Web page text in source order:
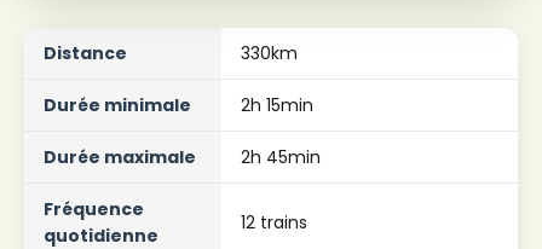
Distance 330km
Durée minimale 2h 15min
Durée maximale 2h 45min
Fréquence
quotidienne
12 trains